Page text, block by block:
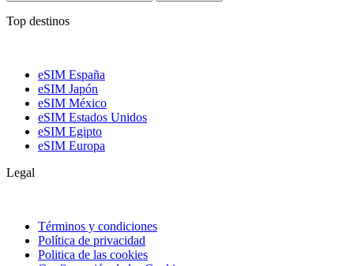
Top destinos
eSIM España
eSIM Japón
eSIM México
eSIM Estados Unidos
eSIM Egipto
eSIM Europa
Legal
Términos y condiciones
Política de privacidad
Politica de las cookies